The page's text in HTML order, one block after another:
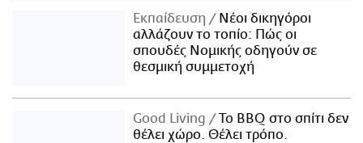
Εκπαίδευση
Νέοι δικηγόροι
αλλάζουν το τοπίο: Πώς οι
σπουδές Νομικής οδηγούν σε
θεσμική συμμετοχή
Good Living
Το BBQ στο σπίτι δεν
θέλει χώρο. Θέλει τρόπο.